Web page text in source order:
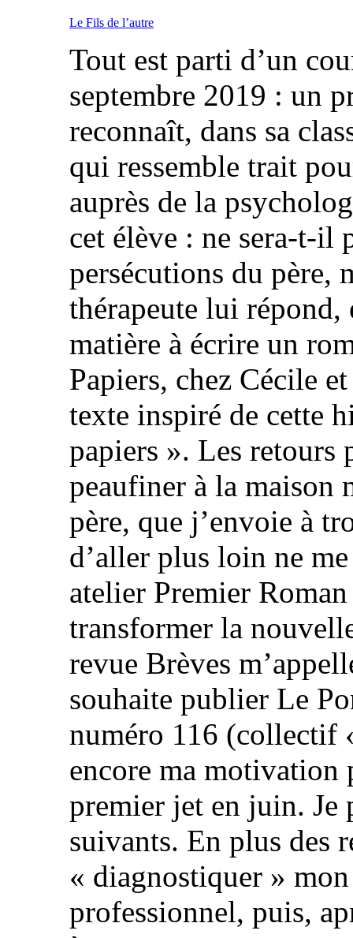
Le Fils de l’autre
Tout est parti d’un
septembre 2019 : un
reconnaît, dans sa
qui ressemble trait
auprès de la
cet élève : ne sera-t-il
persécutions du père,
thérapeute lui répond,
matière à écrire un
Papiers, chez Cécile
texte inspiré de cette
papiers ». Les retours
peaufiner à la maison
père, que j’envoie à
d’aller plus loin ne
atelier Premier
transformer la
revue Brèves
souhaite publier Le
numéro 116 (collectif
encore ma motivation
premier jet en juin. Je
suivants. En plus des
« diagnostiquer »
professionnel, puis,